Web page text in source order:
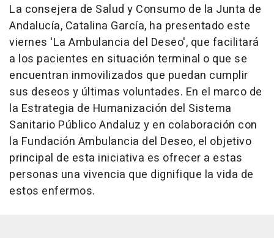
La consejera de Salud y Consumo de la Junta de
Andalucía, Catalina García, ha presentado este
viernes 'La Ambulancia del Deseo', que facilitará
a los pacientes en situación terminal o que se
encuentran inmovilizados que puedan cumplir
sus deseos y últimas voluntades. En el marco de
la Estrategia de Humanización del Sistema
Sanitario Público Andaluz y en colaboración con
la Fundación Ambulancia del Deseo, el objetivo
principal de esta iniciativa es ofrecer a estas
personas una vivencia que dignifique la vida de
estos enfermos.